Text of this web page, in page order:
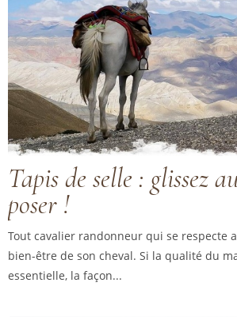
Tapis de selle : glissez
poser !
Tout cavalier randonneur qui se respecte
bien-être de son cheval. Si la qualité du
essentielle, la façon...